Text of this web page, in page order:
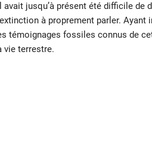
avait jusqu’à présent été difficile de
à proprement parler.
témoignages fossiles connus de
vie terrestre.